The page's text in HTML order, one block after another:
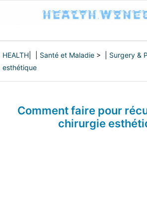
HEALTH Santé et Maladie > | Surgery &
esthétique
Comment faire pour
chirurgie